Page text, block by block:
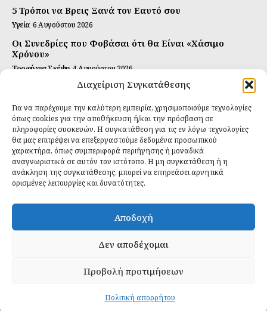
Διαχείριση Συγκατάθεσης
Για να παρέχουμε την καλύτερη εμπειρία, χρησιμοποιούμε τεχνολογίες
όπως cookies για την αποθήκευση ή/και την πρόσβαση σε
πληροφορίες συσκευών. Η συγκατάθεση για τις εν λόγω τεχνολογίες
θα μας επιτρέψει να επεξεργαστούμε δεδομένα προσωπικού
χαρακτήρα, όπως συμπεριφορά περιήγησης ή μοναδικά
αναγνωριστικά σε αυτόν τον ιστότοπο. Η μη συγκατάθεση ή η
ανάκληση της συγκατάθεσης, μπορεί να επηρεάσει αρνητικά
ορισμένες λειτουργίες και δυνατότητες.
Αποδοχή
Δεν αποδέχομαι
Προβολή προτιμήσεων
Πολιτική απορρήτου
5 Τρόποι να Βρεις Ξανά τον Εαυτό σου
Υγεία 6 Αυγούστου 2026
Οι Συνεδρίες που Φοβάσαι ότι θα Είναι «Χάσιμο
Χρόνου»
Τροφή για Σκέψη 4 Αυγούστου 2026
Αυτή Είναι η Συνταγή για Τέλεια Κομπούτσα
Ιδανικές Τροφές 26 Ιουλίου 2026
Εγγραφείτε
ΕΓΓΡΑΦΉ
Έχω διαβάσει και δέχομαι τηνπολιτική απορρήτου
Creative.